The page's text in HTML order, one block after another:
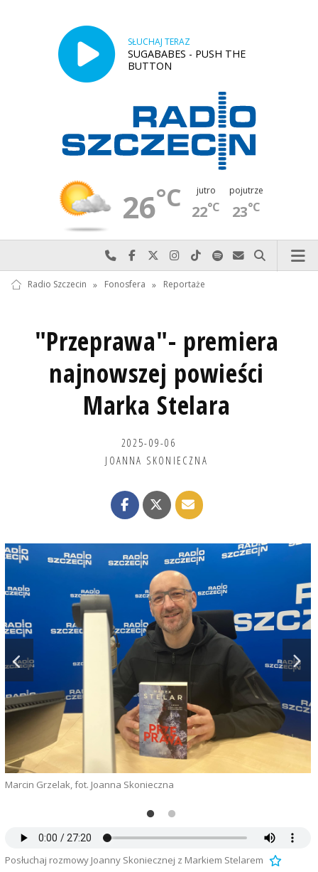
SŁUCHAJ TERAZ
SUGABABES - PUSH THE
BUTTON
26°C jutro
22°C
pojutrze
23°C
Najlepiej po prostu do nas zadzwoń
Odwiedź nas na Facebook-u
Odwiedź nas na X
Odwiedź nas na Instagram-ie
Odwiedź nas na TikTok-u
Szukaj nas na Spotify
Wyślij do nas
Szukaj
Radio Szczecin » Fonosfera » Reportaże
"Przeprawa"- premiera
najnowszej powieści
Marka Stelara
2025-09-06
JOANNA SKONIECZNA
Marcin Grzelak, fot. Joanna Skonieczna
Posłuchaj rozmowy Joanny Skoniecznej z Markiem Stelarem